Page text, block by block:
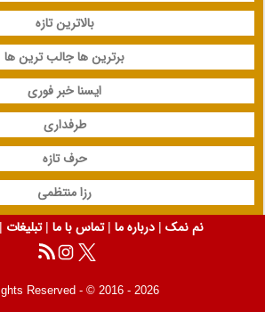
بالاترین تازه
برترین ها جالب ترین ها
ایسنا خبر فوری
طرفداری
حرف تازه
رزا منتظمی
نم نمک | درباره ما | تماس با ما | تبلیغات |
Reserved - © 2016 - 2026